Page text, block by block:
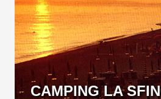
CAMPING LA
LIGURIA